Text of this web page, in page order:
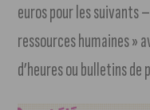
euros pour les suivants
ressources humaines »
d’heures ou bulletins de